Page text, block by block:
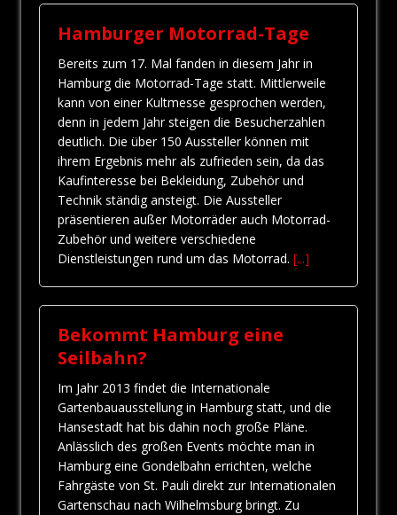
Hamburger Motorrad-Tage
Bereits zum 17. Mal fanden in diesem Jahr in
Hamburg die Motorrad-Tage statt. Mittlerweile
kann von einer Kultmesse gesprochen werden,
denn in jedem Jahr steigen die Besucherzahlen
deutlich. Die über 150 Aussteller können mit
ihrem Ergebnis mehr als zufrieden sein, da das
Kaufinteresse bei Bekleidung, Zubehör und
Technik ständig ansteigt. Die Aussteller
präsentieren außer Motorräder auch Motorrad-
Zubehör und weitere verschiedene
Dienstleistungen rund um das Motorrad. [...]
Bekommt Hamburg eine
Seilbahn?
Im Jahr 2013 findet die Internationale
Gartenbauausstellung in Hamburg statt, und die
Hansestadt hat bis dahin noch große Pläne.
Anlässlich des großen Events möchte man in
Hamburg eine Gondelbahn errichten, welche
Fahrgäste von St. Pauli direkt zur Internationalen
Gartenschau nach Wilhelmsburg bringt. Zu